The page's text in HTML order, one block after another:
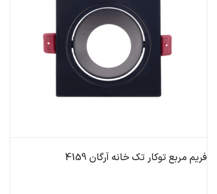
فریم مربع توکار تک خانه آرگان 4159